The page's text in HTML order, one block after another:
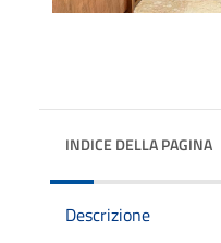
INDICE DELLA PAGINA
Descrizione